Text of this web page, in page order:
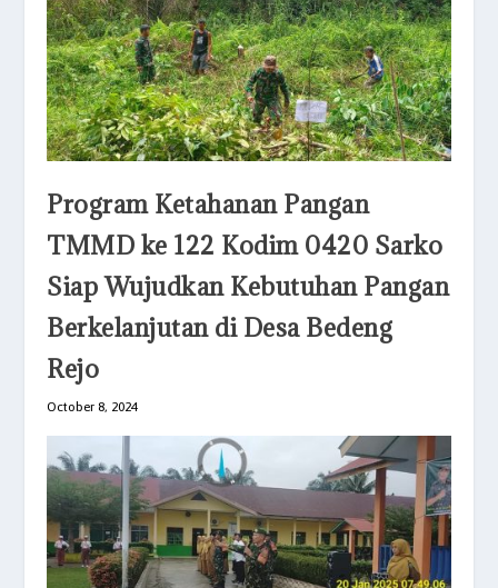
Program Ketahanan Pangan
TMMD ke 122 Kodim 0420 Sarko
Siap Wujudkan Kebutuhan Pangan
Berkelanjutan di Desa Bedeng
Rejo
October 8, 2024